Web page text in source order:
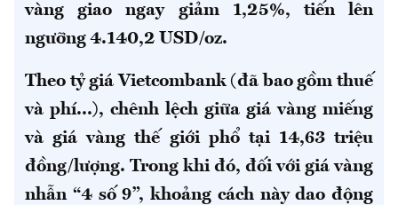
vàng giao ngay giảm 1,25%, tiến lên
ngưỡng 4.140,2 USD/oz.
Theo tỷ giá Vietcombank (đã bao gồm thuế
và phí...), chênh lệch giữa giá vàng miếng
và giá vàng thế giới phổ tại 14,63 triệu
đồng/lượng. Trong khi đó, đối với giá vàng
nhẫn “4 số 9”, khoảng cách này dao động